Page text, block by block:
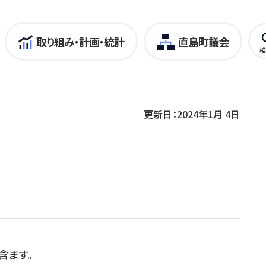
取り組み・計画・統計 直島町議会
更新日：2024年1月 4日
す。